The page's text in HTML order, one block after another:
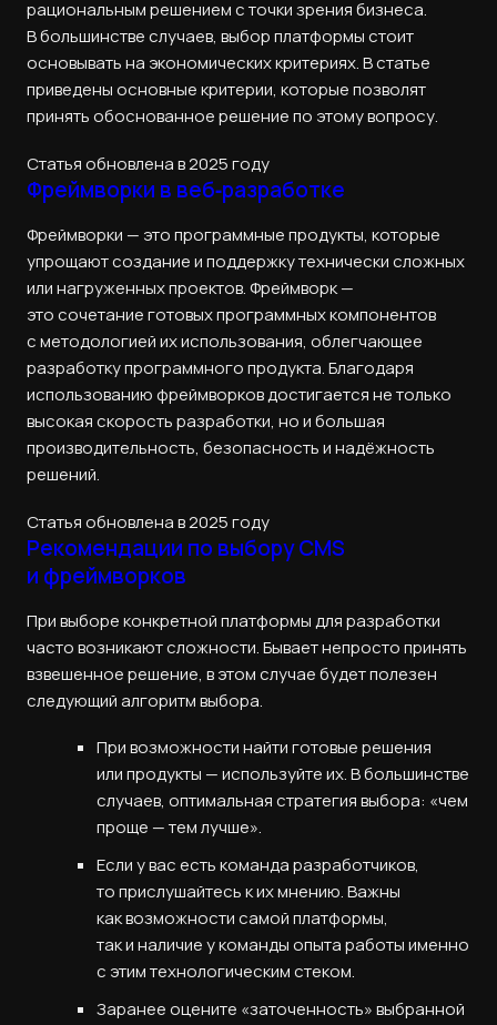
рациональным решением с точки зрения бизнеса.
В большинстве случаев, выбор платформы стоит
основывать на экономических критериях. В статье
приведены основные критерии, которые позволят
принять обоснованное решение по этому вопросу.
Статья обновлена в 2025 году
Фреймворки в веб‑разработке
Фреймворки — это программные продукты, которые
упрощают создание и поддержку технически сложных
или нагруженных проектов. Фреймворк —
это сочетание готовых программных компонентов
с методологией их использования, облегчающее
разработку программного продукта. Благодаря
использованию фреймворков достигается не только
высокая скорость разработки, но и большая
производительность, безопасность и надёжность
решений.
Статья обновлена в 2025 году
Рекомендации по выбору CMS
и фреймворков
При выборе конкретной платформы для разработки
часто возникают сложности. Бывает непросто принять
взвешенное решение, в этом случае будет полезен
следующий алгоритм выбора.
При возможности найти готовые решения
или продукты — используйте их. В большинстве
случаев, оптимальная стратегия выбора: «чем
проще — тем лучше».
Если у вас есть команда разработчиков,
то прислушайтесь к их мнению. Важны
как возможности самой платформы,
так и наличие у команды опыта работы именно
с этим технологическим стеком.
Заранее оцените «заточенность» выбранной